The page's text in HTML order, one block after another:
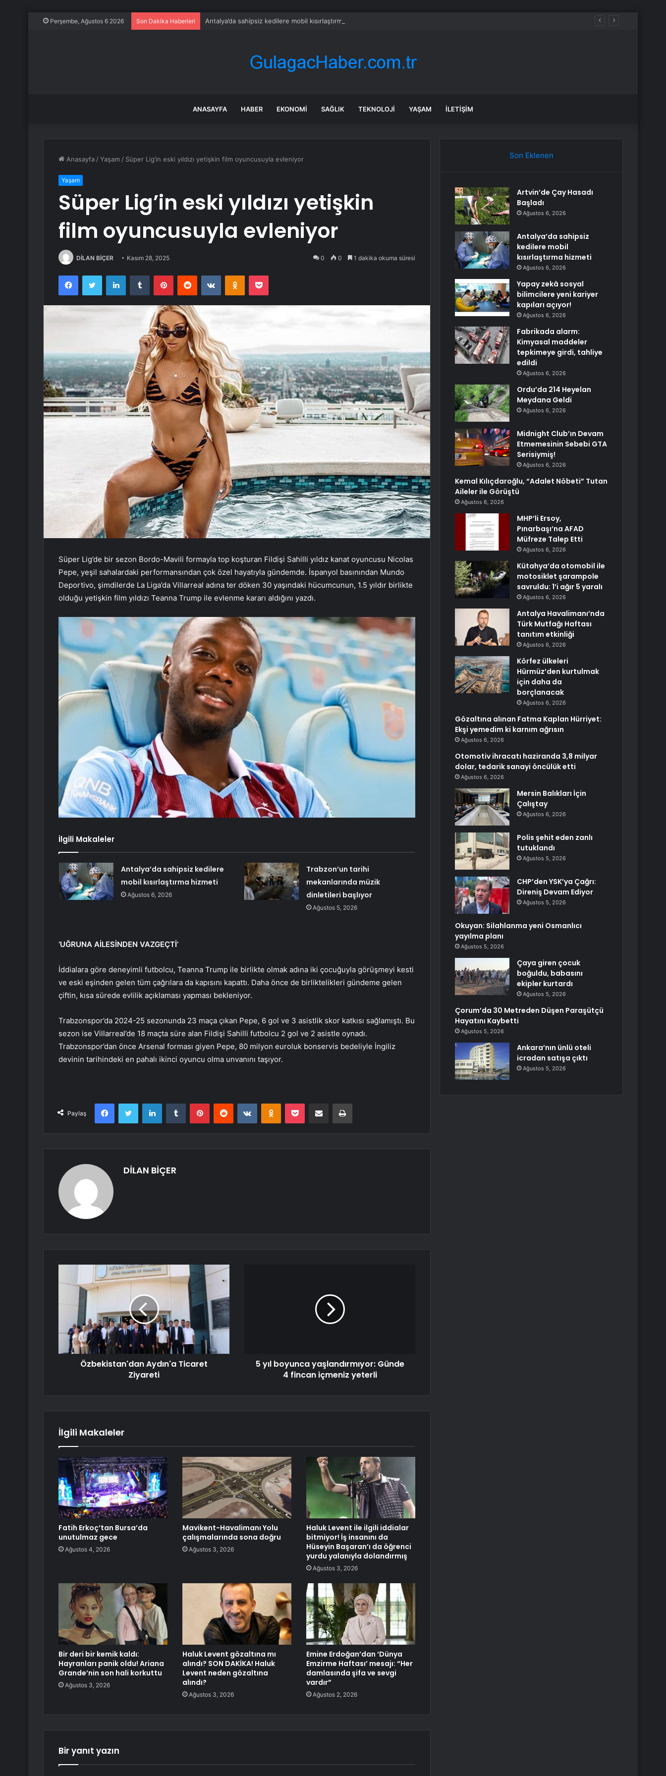
Perşembe, Ağustos 6 2026 Son Dakika Haberleri Antalya’da sahipsiz kedilere mobil kısırlaştırma hizmeti
ANASAYFA HABER EKONOMI SAĞLIK TEKNOLOJI YAŞAM İLETIŞIM
Anasayfa /Yaşam / Süper Lig’in eski yıldızı yetişkin film oyuncusuyla evleniyor
Yaşam
Süper Lig’in eski yıldızı yetişkin
film oyuncusuyla evleniyor
DİLAN BİÇER Kasım 28, 2025 0 0 1 dakika okuma süresi
FacebookTwitter LinkedInTumblr PinterestReddit VKontakteOdnoklassniki
Pocket
Süper Lig’de bir sezon Bordo-Mavili formayla top koşturan Fildişi Sahilli yıldız kanat oyuncusu Nicolas
Pepe, yeşil sahalardaki performansından çok özel hayatıyla gündemde. İspanyol basınından Mundo
Deportivo, şimdilerde La Liga’da Villarreal adına ter döken 30 yaşındaki hücumcunun, 1.5 yıldır birlikte
olduğu yetişkin film yıldızı Teanna Trump ile evlenme kararı aldığını yazdı.
İlgili Makaleler
Antalya’da sahipsiz kedilere
mobil kısırlaştırma hizmeti
Ağustos 6, 2026
Trabzon’un tarihi
mekanlarında müzik
dinletileri başlıyor
Ağustos 5, 2026
‘UĞRUNA AİLESİNDEN VAZGEÇTİ’
İddialara göre deneyimli futbolcu, Teanna Trump ile birlikte olmak adına iki çocuğuyla görüşmeyi kesti
ve eski eşinden gelen tüm çağrılara da kapısını kapattı. Daha önce de birliktelikleri gündeme gelen
çiftin, kısa sürede evlilik açıklaması yapması bekleniyor.
Trabzonspor’da 2024-25 sezonunda 23 maça çıkan Pepe, 6 gol ve 3 asistlik skor katkısı sağlamıştı. Bu
sezon ise Villarreal’de 18 maçta süre alan Fildişi Sahilli futbolcu 2 gol ve 2 asistle oynadı.
Trabzonspor’dan önce Arsenal forması giyen Pepe, 80 milyon euroluk bonservis bedeliyle İngiliz
devinin tarihindeki en pahalı ikinci oyuncu olma unvanını taşıyor.
Paylaş
FacebookTwitter LinkedInTumblr PinterestReddit VKontakteOdnoklassniki
Pocket E-Posta ile paylaş Yazdır
DİLAN BİÇER
Özbekistan'dan Aydın'a Ticaret
Ziyareti
5 yıl boyunca yaşlandırmıyor: Günde
4 fincan içmeniz yeterli
İlgili Makaleler
Fatih Erkoç’tan Bursa’da
unutulmaz gece
Ağustos 4, 2026
Mavikent-Havalimanı Yolu
çalışmalarında sona doğru
Ağustos 3, 2026
Haluk Levent ile ilgili iddialar
bitmiyor! İş insanını da
Hüseyin Başaran’ı da öğrenci
yurdu yalanıyla dolandırmış
Ağustos 3, 2026
Bir deri bir kemik kaldı:
Hayranları panik oldu! Ariana
Grande’nin son hali korkuttu
Ağustos 3, 2026
Haluk Levent gözaltına mı
alındı? SON DAKİKA! Haluk
Levent neden gözaltına
alındı?
Ağustos 3, 2026
Emine Erdoğan’dan ‘Dünya
Emzirme Haftası’ mesajı: “Her
damlasında şifa ve sevgi
vardır”
Ağustos 2, 2026
Bir yanıt yazın
Son Eklenen
Artvin’de Çay Hasadı
Başladı
Ağustos 6, 2026
Antalya’da sahipsiz
kedilere mobil
kısırlaştırma hizmeti
Ağustos 6, 2026
Yapay zekâ sosyal
bilimcilere yeni kariyer
kapıları açıyor!
Ağustos 6, 2026
Fabrikada alarm:
Kimyasal maddeler
tepkimeye girdi, tahliye
edildi
Ağustos 6, 2026
Ordu’da 214 Heyelan
Meydana Geldi
Ağustos 6, 2026
Midnight Club’ın Devam
Etmemesinin Sebebi GTA
Serisiymiş!
Ağustos 6, 2026
Kemal Kılıçdaroğlu, “Adalet Nöbeti” Tutan
Aileler ile Görüştü
Ağustos 6, 2026
MHP’li Ersoy,
Pınarbaşı’na AFAD
Müfreze Talep Etti
Ağustos 6, 2026
Kütahya’da otomobil ile
motosiklet şarampole
savruldu: 1’i ağır 5 yaralı
Ağustos 6, 2026
Antalya Havalimanı’nda
Türk Mutfağı Haftası
tanıtım etkinliği
Ağustos 6, 2026
Körfez ülkeleri
Hürmüz’den kurtulmak
için daha da
borçlanacak
Ağustos 6, 2026
Gözaltına alınan Fatma Kaplan Hürriyet:
Ekşi yemedim ki karnım ağrısın
Ağustos 6, 2026
Otomotiv ihracatı haziranda 3,8 milyar
dolar, tedarik sanayi öncülük etti
Ağustos 6, 2026
Mersin Balıkları İçin
Çalıştay
Ağustos 6, 2026
Polis şehit eden zanlı
tutuklandı
Ağustos 5, 2026
CHP’den YSK’ya Çağrı:
Direniş Devam Ediyor
Ağustos 5, 2026
Okuyan: Silahlanma yeni Osmanlıcı
yayılma planı
Ağustos 5, 2026
Çaya giren çocuk
boğuldu, babasını
ekipler kurtardı
Ağustos 5, 2026
Çorum’da 30 Metreden Düşen Paraşütçü
Hayatını Kaybetti
Ağustos 5, 2026
Ankara’nın ünlü oteli
icradan satışa çıktı
Ağustos 5, 2026